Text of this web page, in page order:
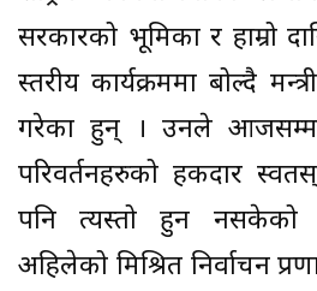
सरकारको भूमिका र हाम्रो
स्तरीय कार्यक्रममा बोल्दै
गरेका हुन् । उनले
परिवर्तनहरुको हकदार
पनि त्यस्तो हुन नसकेको
अहिलेको मिश्रित निर्वाचन